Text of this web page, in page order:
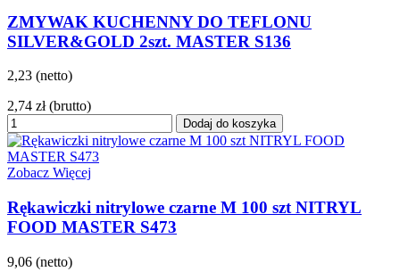
ZMYWAK KUCHENNY DO TEFLONU
SILVER&GOLD 2szt. MASTER S136
2,23 (netto)
2,74 zł (brutto)
Dodaj do koszyka
Zobacz Więcej
Rękawiczki nitrylowe czarne M 100 szt NITRYL
FOOD MASTER S473
9,06 (netto)